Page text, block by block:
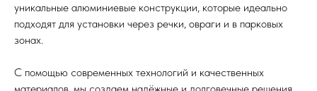
уникальные алюминиевые конструкции, которые идеально
подходят для установки через речки, овраги и в парковых
зонах.
С помощью современных технологий и качественных